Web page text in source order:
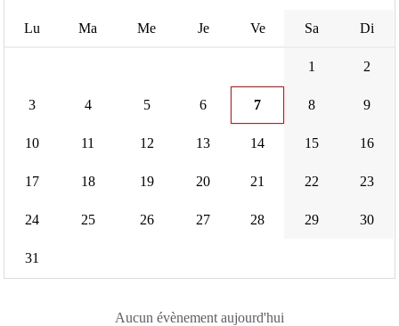
Lu Ma Me Je Ve Sa Di
1 2
3 4 5 6 7 8 9
10 11 12 13 14 15 16
17 18 19 20 21 22 23
24 25 26 27 28 29 30
31
Aucun évènement aujourd'hui